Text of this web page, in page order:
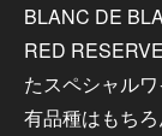
BLANC DE
RED
たスペシャル
有品種はもち